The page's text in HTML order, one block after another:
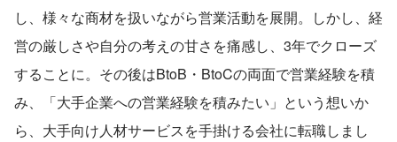
し、様々な商材を扱いながら営業活動を展開。しかし、経
営の厳しさや自分の考えの甘さを痛感し、3年でクローズ
することに。その後はBtoB・BtoCの両面で営業経験を積
み、「大手企業への営業経験を積みたい」という想いか
ら、大手向け人材サービスを手掛ける会社に転職しまし